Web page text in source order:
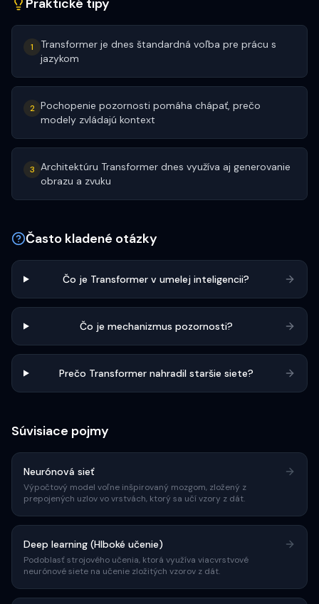
Praktické tipy
1
Transformer je dnes štandardná voľba pre prácu s
jazykom
2 Pochopenie pozornosti pomáha chápať, prečo
modely zvládajú kontext
3 Architektúru Transformer dnes využíva aj generovanie
obrazu a zvuku
Často kladené otázky
Čo je Transformer v umelej inteligencii?
Čo je mechanizmus pozornosti?
Prečo Transformer nahradil staršie siete?
Súvisiace pojmy
Neurónová sieť
Výpočtový model voľne inšpirovaný mozgom, zložený z
prepojených uzlov vo vrstvách, ktorý sa učí vzory z dát.
Deep learning (Hlboké učenie)
Podoblasť strojového učenia, ktorá využíva viacvrstvové
neurónové siete na učenie zložitých vzorov z dát.